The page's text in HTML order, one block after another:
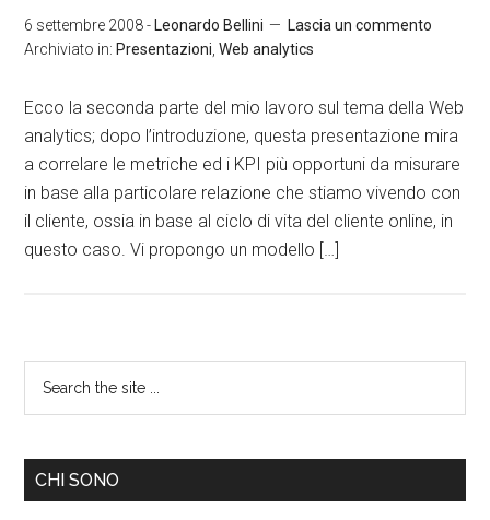
6 settembre 2008- Leonardo Bellini
Lascia un commento
Archiviato in: Presentazioni ,Web analytics
Ecco la seconda parte del mio lavoro sul tema della Web
analytics; dopo l’introduzione, questa presentazione mira
a correlare le metriche ed i KPI più opportuni da misurare
in base alla particolare relazione che stiamo vivendo con
il cliente, ossia in base al ciclo di vita del cliente online, in
questo caso. Vi propongo un modello […]
CHI SONO